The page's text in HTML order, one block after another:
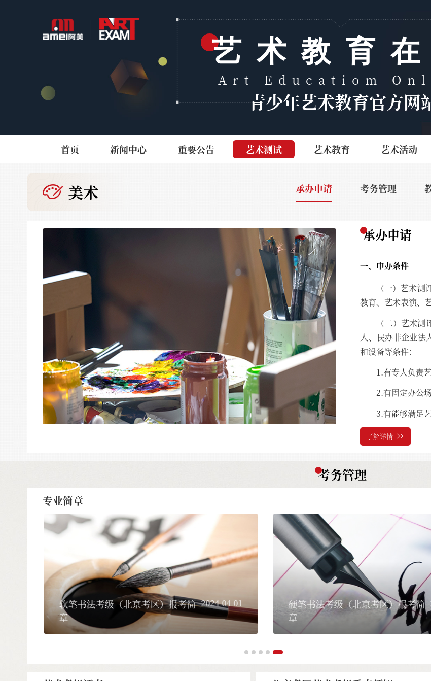
艺术教育在
Art Educatiom
青少年艺术教育官方网
首页 新闻中心 重要公告 艺术测试 艺术教育 艺术活动
美术 承办申请 考务管理
承办申请
一、申办条件
（一）艺术
教育、艺术表演、
（二）艺术
人、民办非企业法
和设备等条件：
1.有专人负责
2.有固定办公
3.有能够满足
了解详情
考务管理
专业简章
2024-04-01
软笔书法考级（北京考区）报考简
章
硬笔书法考级（北京考区）报考简
章